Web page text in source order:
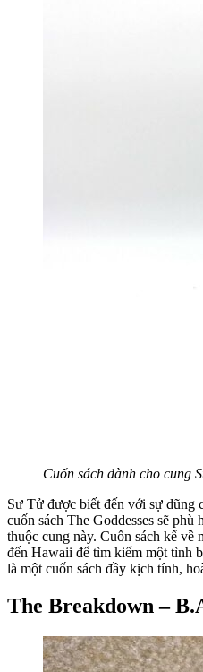
Cuốn sách dành cho cung
Sư Tử được biết đến với sự dũng
cuốn sách The Goddesses sẽ
thuộc cung này. Cuốn sách kể
đến Hawaii để tìm kiếm một tình
là một cuốn sách đầy kịch tính,
The Breakdown –